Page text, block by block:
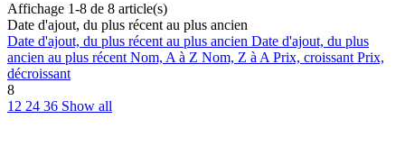
Affichage 1-8 de 8 article(s)
Date d'ajout, du plus récent au plus ancien
Date d'ajout, du plus récent au plus ancien Date d'ajout, du plus
ancien au plus récentNom, A à Z Nom, Z à APrix, croissantPrix,
décroissant
8
12 24 36 Show all